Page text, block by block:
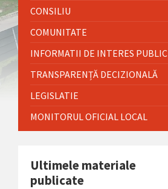
CONSILIU
COMUNITATE
INFORMATII DE INTERES PUBLIC
TRANSPARENȚĂ DECIZIONALĂ
LEGISLATIE
MONITORUL OFICIAL LOCAL
Ultimele materiale
publicate